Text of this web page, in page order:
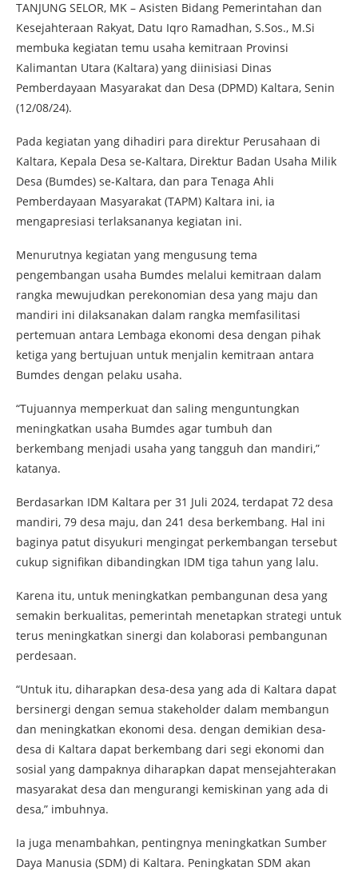
TANJUNG SELOR, MK – Asisten Bidang Pemerintahan dan
Kesejahteraan Rakyat, Datu Iqro Ramadhan, S.Sos., M.Si
membuka kegiatan temu usaha kemitraan Provinsi
Kalimantan Utara (Kaltara) yang diinisiasi Dinas
Pemberdayaan Masyarakat dan Desa (DPMD) Kaltara, Senin
(12/08/24).
Pada kegiatan yang dihadiri para direktur Perusahaan di
Kaltara, Kepala Desa se-Kaltara, Direktur Badan Usaha Milik
Desa (Bumdes) se-Kaltara, dan para Tenaga Ahli
Pemberdayaan Masyarakat (TAPM) Kaltara ini, ia
mengapresiasi terlaksananya kegiatan ini.
Menurutnya kegiatan yang mengusung tema
pengembangan usaha Bumdes melalui kemitraan dalam
rangka mewujudkan perekonomian desa yang maju dan
mandiri ini dilaksanakan dalam rangka memfasilitasi
pertemuan antara Lembaga ekonomi desa dengan pihak
ketiga yang bertujuan untuk menjalin kemitraan antara
Bumdes dengan pelaku usaha.
“Tujuannya memperkuat dan saling menguntungkan
meningkatkan usaha Bumdes agar tumbuh dan
berkembang menjadi usaha yang tangguh dan mandiri,”
katanya.
Berdasarkan IDM Kaltara per 31 Juli 2024, terdapat 72 desa
mandiri, 79 desa maju, dan 241 desa berkembang. Hal ini
baginya patut disyukuri mengingat perkembangan tersebut
cukup signifikan dibandingkan IDM tiga tahun yang lalu.
Karena itu, untuk meningkatkan pembangunan desa yang
semakin berkualitas, pemerintah menetapkan strategi untuk
terus meningkatkan sinergi dan kolaborasi pembangunan
perdesaan.
“Untuk itu, diharapkan desa-desa yang ada di Kaltara dapat
bersinergi dengan semua stakeholder dalam membangun
dan meningkatkan ekonomi desa. dengan demikian desa-
desa di Kaltara dapat berkembang dari segi ekonomi dan
sosial yang dampaknya diharapkan dapat mensejahterakan
masyarakat desa dan mengurangi kemiskinan yang ada di
desa,” imbuhnya.
Ia juga menambahkan, pentingnya meningkatkan Sumber
Daya Manusia (SDM) di Kaltara. Peningkatan SDM akan